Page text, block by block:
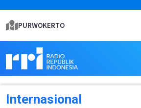
PURWOKERTO
Internasional